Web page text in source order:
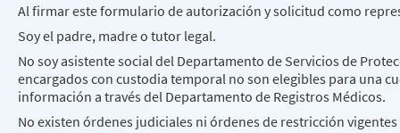
Al firmar este formulario de autorización y solicitud como
Soy el padre, madre o tutor legal.
No soy asistente social del Departamento de Servicios de
encargados con custodia temporal no son elegibles para una
información a través del Departamento de Registros Médicos.
No existen órdenes judiciales ni órdenes de restricción